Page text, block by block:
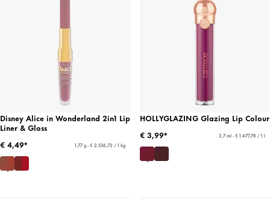
Disney Alice in Wonderland 2in1 Lip
Liner & Gloss
€ 4,49*
1,77 g - € 2.536,72 / 1 kg
HOLLYGLAZING Glazing Lip Colour
€ 3,99*
2,7 ml - € 1.477,78 / 1 l